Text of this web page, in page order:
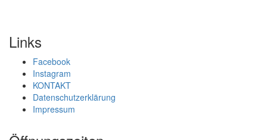
Links
Facebook
Instagram
KONTAKT
Datenschutzerklärung
Impressum